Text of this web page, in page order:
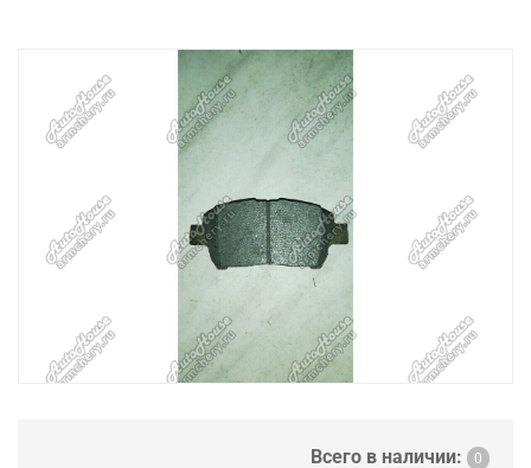
Всего в наличии: 0